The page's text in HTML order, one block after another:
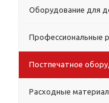
Оборудование для
Профессиональные
Постпечатное
Расходные